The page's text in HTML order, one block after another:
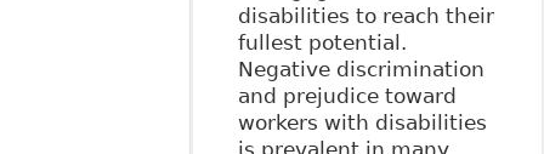
disabilities to reach their
fullest potential.
Negative discrimination
and prejudice toward
workers with disabilities